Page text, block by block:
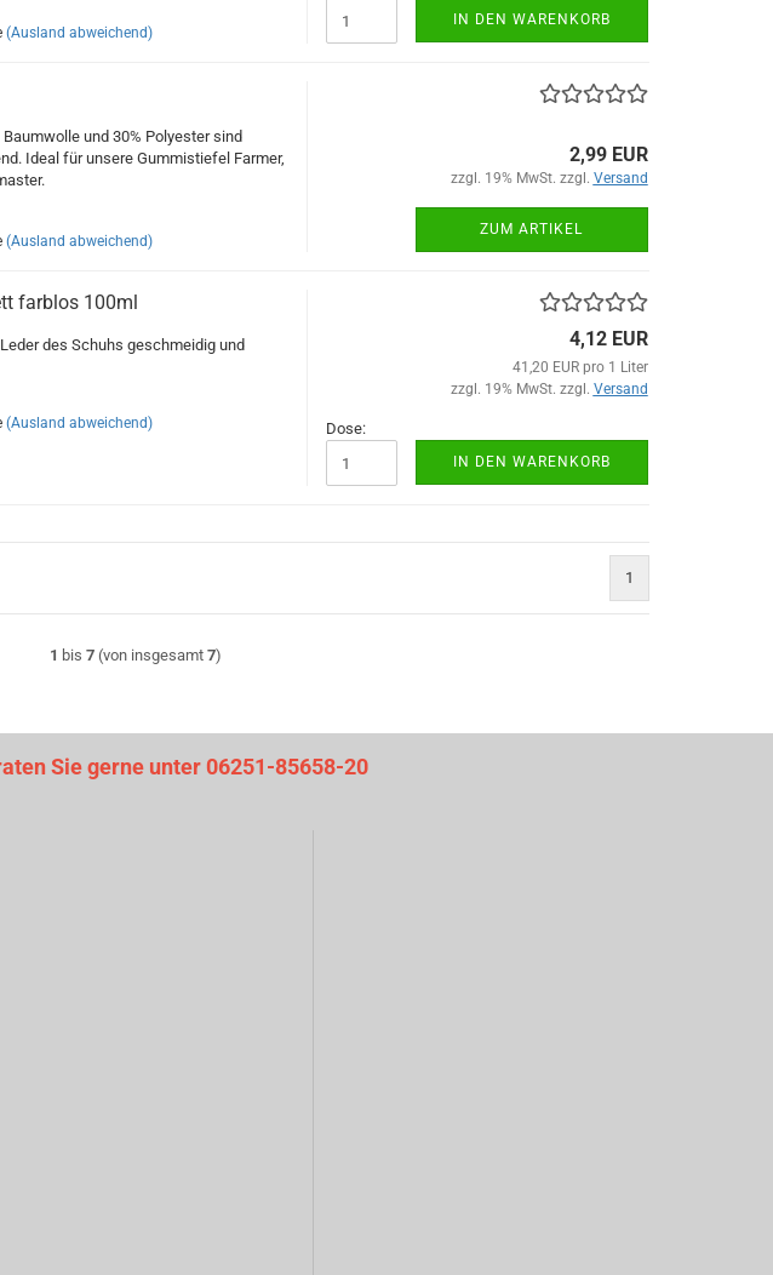
(Ausland abweichend)
IN DEN WARENKORB
und 30% Polyester sind
Ideal für unsere Gummistiefel Farmer,
(Ausland abweichend)
2,99 EUR
zzgl. 19% MwSt. zzgl. Versand
ZUM ARTIKEL
farblos 100ml
des Schuhs geschmeidig und
(Ausland abweichend)
4,12 EUR
41,20 EUR pro 1 Liter
zzgl. 19% MwSt. zzgl. Versand
Dose:
IN DEN WARENKORB
1
1 bis7 (von insgesamt7)
Sie gerne unter 06251-85658-20